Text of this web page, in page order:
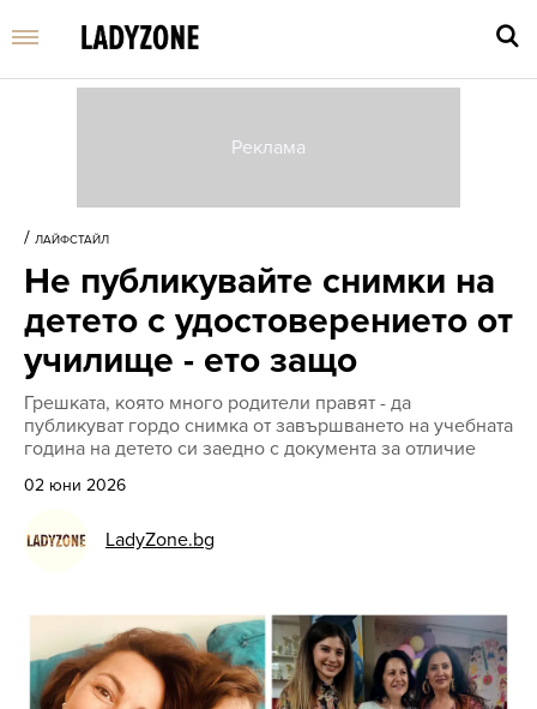
и
Enter
/ ЛАЙФСТАЙЛ
Не публикувайте снимки на
детето с удостоверението от
училище - ето защо
Грешката, която много родители правят - да
публикуват гордо снимка от завършването на учебната
година на детето си заедно с документа за отличие
02 юни 2026
LadyZone.bg